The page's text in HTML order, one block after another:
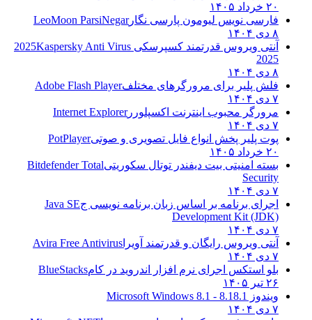
فارسی نویس لیومون پارسی نگار LeoMoon ParsiNegar
آنتی ویروس قدرتمند کسپرسکی 2025Kaspersky Anti Virus
فلش پلیر برای مرورگرهای مختلفAdobe Flash Player
مرورگر محبوب اینترنت اکسپلوررInternet Explorer
پوت پلیر پخش انواع فایل تصویری و صوتیPotPlayer
بسته امنیتی بیت دیفندر توتال سکوریتیBitdefender Total
Security
اجرای برنامه بر اساس زبان برنامه نویسی جJava SE
Development Kit (JDK)
آنتی ویروس رایگان و قدرتمند آویراAvira Free Antivirus
بلو استکس اجرای نرم افزار اندروید در کامBlueStacks
ویندوز 8.18.1 - Microsoft Windows 8.1